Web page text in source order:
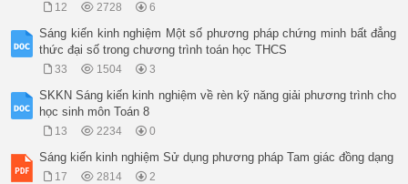
12 2728 6
Sáng kiến kinh nghiệm Một số phương pháp chứng minh bất đẳng
thức đại số trong chương trình toán học THCS
33 1504 3
SKKN Sáng kiến kinh nghiệm về rèn kỹ năng giải phương trình cho
học sinh môn Toán 8
13 2234 0
Sáng kiến kinh nghiệm Sử dụng phương pháp Tam giác đồng dạng
17 2814 2